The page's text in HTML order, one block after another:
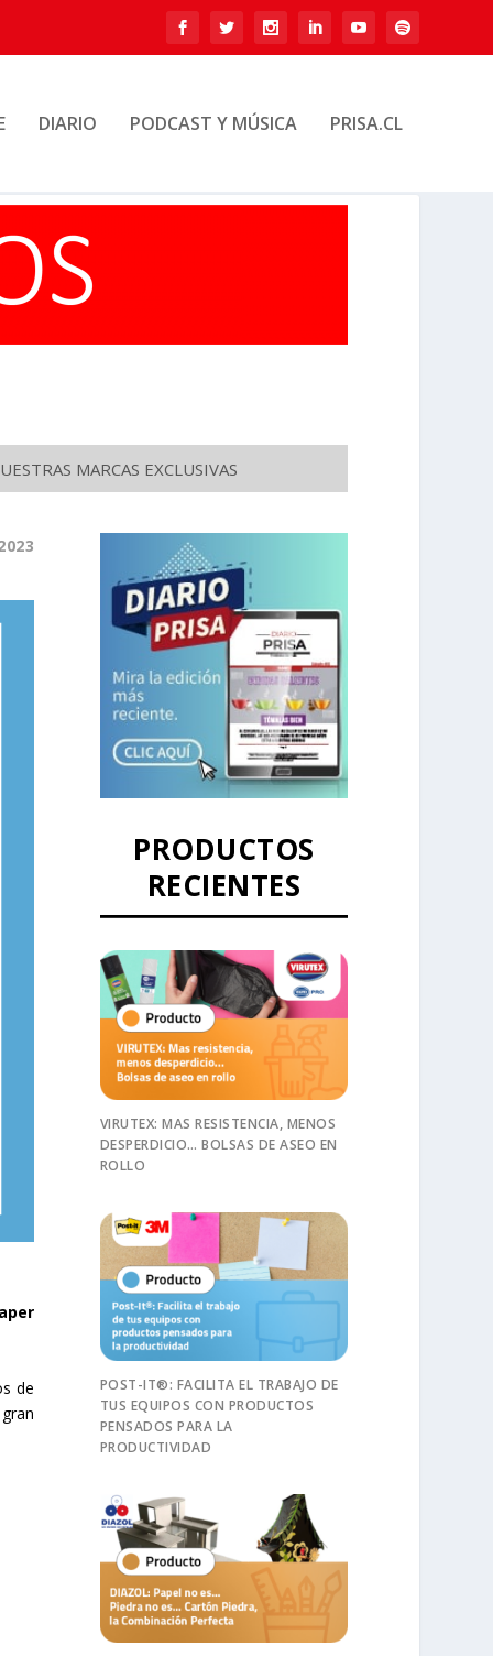
DIARIO PODCAST Y MÚSICA PRISA.CL
MARCAS EXCLUSIVAS
de
PRODUCTOS
RECIENTES
VIRUTEX: MAS RESISTENCIA, MENOS
DESPERDICIO… BOLSAS DE ASEO EN
ROLLO
POST-IT®: FACILITA EL TRABAJO DE
TUS EQUIPOS CON PRODUCTOS
PENSADOS PARA LA
PRODUCTIVIDAD